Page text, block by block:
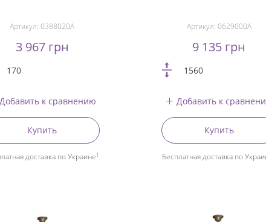
Артикул:0388020A
3 967 грн
170
Добавить к сравнению
Купить
доставка по Украине1
Артикул: 0629000A
9 135 грн
1560
Добавить к
Купить
Бесплатная доставка по